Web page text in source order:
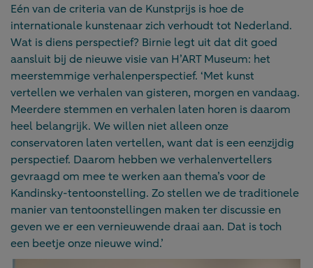
Eén van de criteria van de Kunstprijs is hoe de
internationale kunstenaar zich verhoudt tot Nederland.
Wat is diens perspectief? Birnie legt uit dat dit goed
aansluit bij de nieuwe visie van H’ART Museum: het
meerstemmige verhalenperspectief. ‘Met kunst
vertellen we verhalen van gisteren, morgen en vandaag.
Meerdere stemmen en verhalen laten horen is daarom
heel belangrijk. We willen niet alleen onze
conservatoren laten vertellen, want dat is een eenzijdig
perspectief. Daarom hebben we verhalenvertellers
gevraagd om mee te werken aan thema’s voor de
Kandinsky-tentoonstelling. Zo stellen we de traditionele
manier van tentoonstellingen maken ter discussie en
geven we er een vernieuwende draai aan. Dat is toch
een beetje onze nieuwe wind.’